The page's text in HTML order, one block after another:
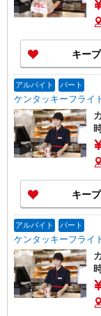
キープ
アルバイト パート
ケンタッキーフラ
キープ
アルバイト パート
ケンタッキーフラ